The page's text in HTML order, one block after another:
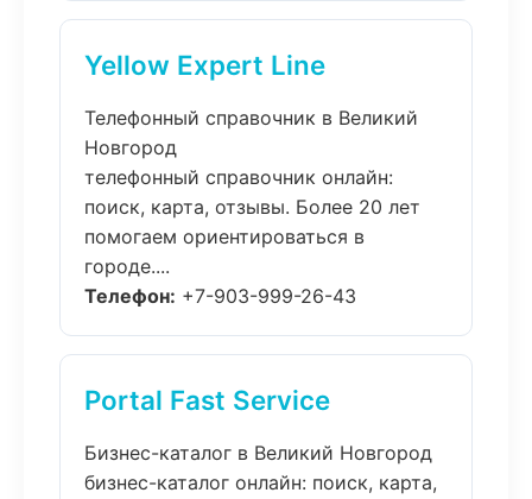
Yellow Expert Line
Телефонный справочник в Великий
Новгород
телефонный справочник онлайн:
поиск, карта, отзывы. Более 20 лет
помогаем ориентироваться в
городе....
Телефон: +7-903-999-26-43
Portal Fast Service
Бизнес-каталог в Великий Новгород
бизнес-каталог онлайн: поиск, карта,